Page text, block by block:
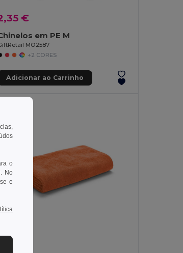
€
em PE M
MO2587
+2 CORES
Adicionar ao Carrinho
6,97 €
o
No
e